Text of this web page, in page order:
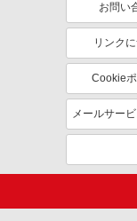
お問い
リンク
Cookie
メールサー